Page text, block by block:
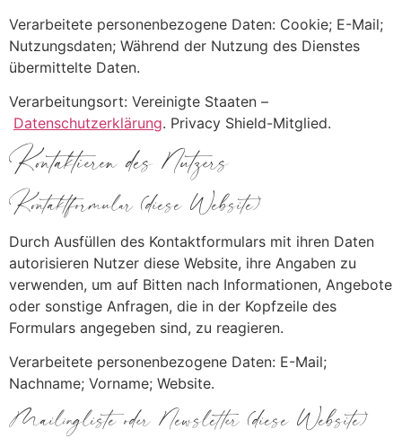
Verarbeitete personenbezogene Daten: Cookie; E-Mail;
Nutzungsdaten; Während der Nutzung des Dienstes
übermittelte Daten.
Verarbeitungsort: Vereinigte Staaten –
Datenschutzerklärung. Privacy Shield-Mitglied.
Kontaktieren des Nutzers
Kontaktformular (diese Website)
Durch Ausfüllen des Kontaktformulars mit ihren Daten
autorisieren Nutzer diese Website, ihre Angaben zu
verwenden, um auf Bitten nach Informationen, Angebote
oder sonstige Anfragen, die in der Kopfzeile des
Formulars angegeben sind, zu reagieren.
Verarbeitete personenbezogene Daten: E-Mail;
Nachname; Vorname; Website.
Mailingliste oder Newsletter (diese Website)